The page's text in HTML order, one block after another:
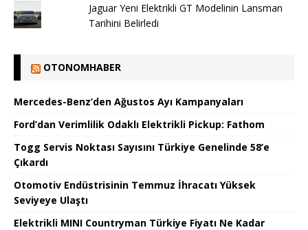
Jaguar Yeni Elektrikli GT Modelinin Lansman
Tarihini Belirledi
OTONOMHABER
Mercedes-Benz’den Ağustos Ayı Kampanyaları
Ford’dan Verimlilik Odaklı Elektrikli Pickup: Fathom
Togg Servis Noktası Sayısını Türkiye Genelinde 58’e
Çıkardı
Otomotiv Endüstrisinin Temmuz İhracatı Yüksek
Seviyeye Ulaştı
Elektrikli MINI Countryman Türkiye Fiyatı Ne Kadar